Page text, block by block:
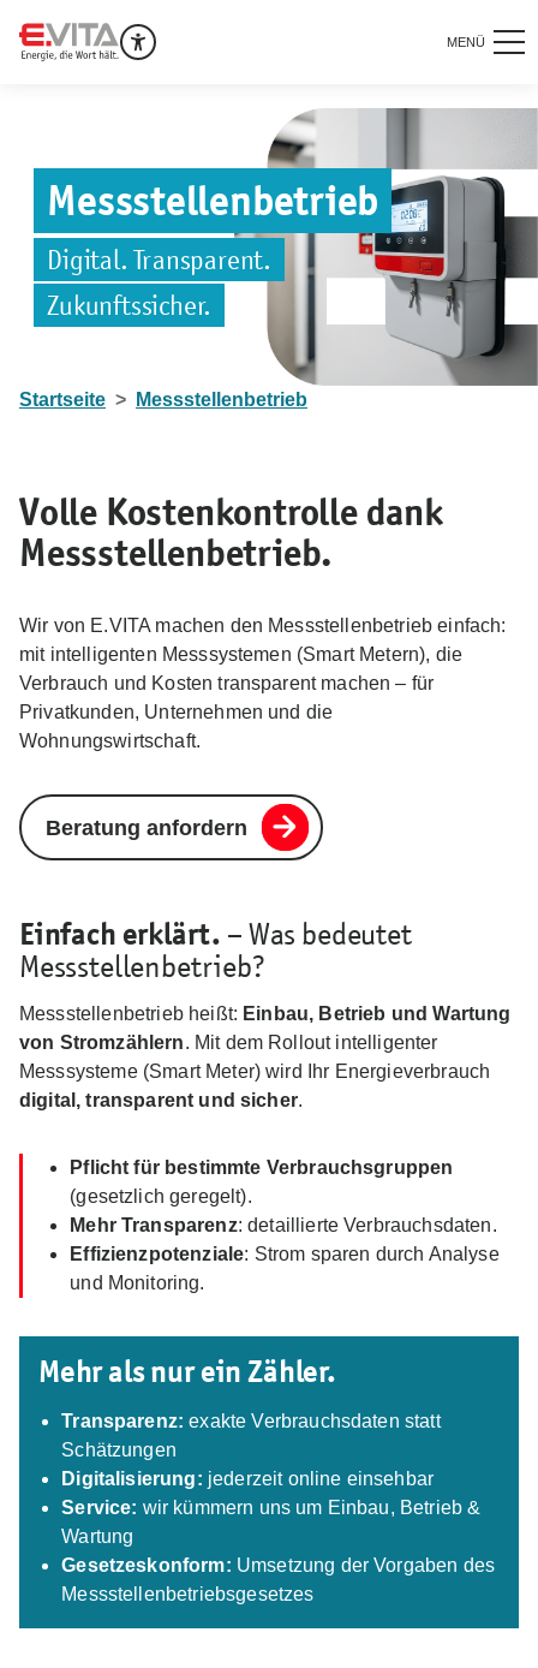
MENÜ
Messstellenbetrieb
Digital. Transparent.
Zukunftssicher.
Startseite Messstellenbetrieb
Volle Kostenkontrolle dank
Messstellenbetrieb.
Wir von E.VITA machen den Messstellenbetrieb einfach:
mit intelligenten Messsystemen (Smart Metern), die
Verbrauch und Kosten transparent machen – für
Privatkunden, Unternehmen und die
Wohnungswirtschaft.
Beratung anfordern
Einfach erklärt. – Was bedeutet
Messstellenbetrieb?
Messstellenbetrieb heißt: Einbau, Betrieb und Wartung
von Stromzählern. Mit dem Rollout intelligenter
Messsysteme (Smart Meter) wird Ihr Energieverbrauch
digital, transparent und sicher.
Pflicht für bestimmte Verbrauchsgruppen
(gesetzlich geregelt).
Mehr Transparenz: detaillierte Verbrauchsdaten.
Effizienzpotenziale: Strom sparen durch Analyse
und Monitoring.
Mehr als nur ein Zähler.
Transparenz: exakte Verbrauchsdaten statt
Schätzungen
Digitalisierung: jederzeit online einsehbar
Service: wir kümmern uns um Einbau, Betrieb &
Wartung
Gesetzeskonform: Umsetzung der Vorgaben des
Messstellenbetriebsgesetzes